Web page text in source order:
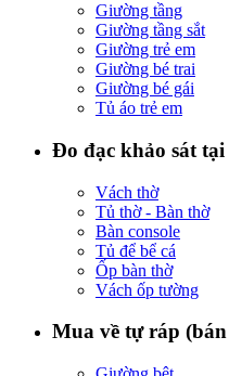
Giường tầng
Giường tầng sắt
Giường trẻ em
Giường bé trai
Giường bé gái
Tủ áo trẻ em
Đo đạc khảo sát tại
Vách thờ
Tủ thờ - Bàn thờ
Bàn console
Tủ để bể cá
Ốp bàn thờ
Vách ốp tường
Mua về tự ráp (bán